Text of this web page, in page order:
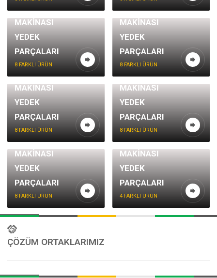
MAKİNASI
YEDEK
PARÇALARI
8 FARKLI ÜRÜN
MAKİNASI
YEDEK
PARÇALARI
8 FARKLI ÜRÜN
MAKİNASI
YEDEK
PARÇALARI
8 FARKLI ÜRÜN
MAKİNASI
YEDEK
PARÇALARI
8 FARKLI ÜRÜN
MAKİNASI
YEDEK
PARÇALARI
8 FARKLI ÜRÜN
MAKİNASI
YEDEK
PARÇALARI
4 FARKLI ÜRÜN
ÇÖZÜM ORTAKLARIMIZ